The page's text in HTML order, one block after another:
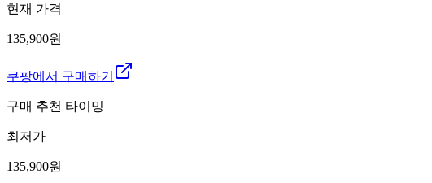
현재 가격
135,900원
쿠팡에서 구매하기
구매 추천 타이밍
최저가
135,900원